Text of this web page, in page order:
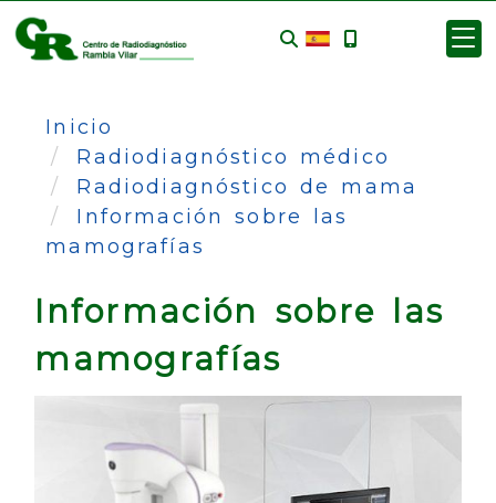
Inicio
Radiodiagnóstico médico
Radiodiagnóstico de mama
Información sobre las
mamografías
Información sobre las
mamografías